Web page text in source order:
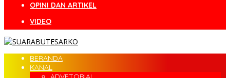
OPINI DAN ARTIKEL
VIDEO
BERANDA
KANAL